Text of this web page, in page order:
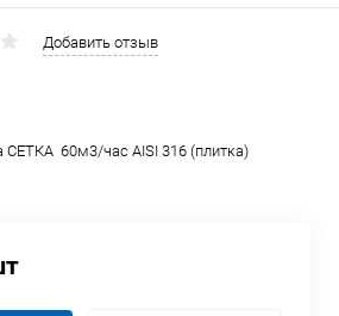
Добавить отзыв
СЕТКА 60м3/час AISI 316 (плитка)